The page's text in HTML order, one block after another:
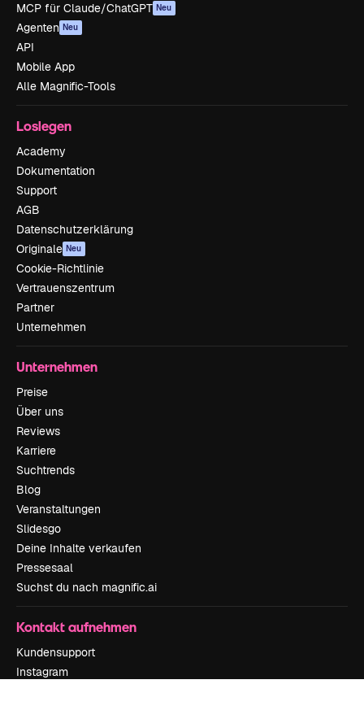
MCP für Claude/ChatGPT Neu
Agenten Neu
API
Mobile App
Alle Magnific-Tools
Loslegen
Academy
Dokumentation
Support
AGB
Datenschutzerklärung
Originale Neu
Cookie-Richtlinie
Vertrauenszentrum
Partner
Unternehmen
Unternehmen
Preise
Über uns
Reviews
Karriere
Suchtrends
Blog
Veranstaltungen
Slidesgo
Deine Inhalte verkaufen
Pressesaal
Suchst du nach magnific.ai
Kontakt aufnehmen
Kundensupport
Instagram